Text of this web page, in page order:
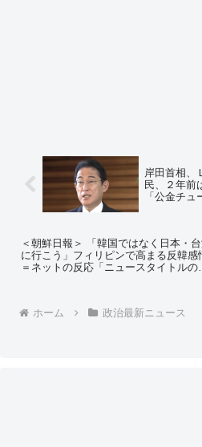
岸田首相
民、２年
「公金チ
＜朝鮮日報＞ 「韓国ではなく日本・
に行こう」フィリピンで高まる反韓感
＝ネットの反応「ニュースタイトルの
ホーム 政治最新ニュース